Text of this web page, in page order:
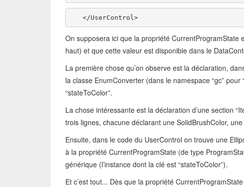
   </UserControl>
On supposera ici que la propriété CurrentProgramState
haut) et que cette valeur est disponible dans le
La première chose qu’on observe est la déclaration,
la classe EnumConverter (dans le namespace “gc”
“stateToColor”.
La chose intéressante est la déclaration d’une section
trois lignes, chacune déclarant une SolidBrushColor,
Ensuite, dans le code du UserControl on trouve une
à la propriété CurrentProgramState (de type
générique (l’instance dont la clé est “stateToColor”).
Et c’est tout... Dès que la propriété